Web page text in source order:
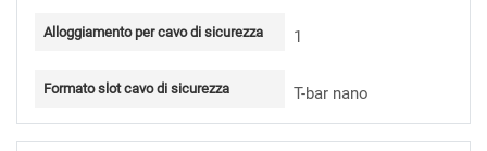
Alloggiamento per cavo di sicurezza 1
Formato slot cavo di sicurezza T-bar nano